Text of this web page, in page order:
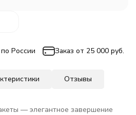
России Заказ от 25 000 руб.
Отзывы
— элегантное завершение